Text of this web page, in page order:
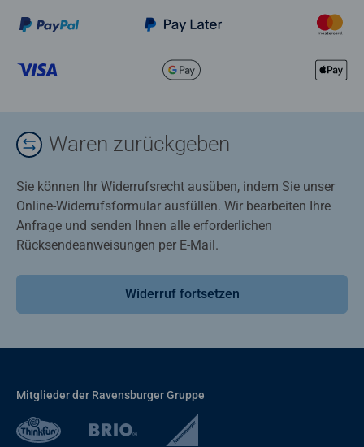
Waren zurückgeben
Sie können Ihr Widerrufsrecht ausüben, indem Sie unser
Online-Widerrufsformular ausfüllen. Wir bearbeiten Ihre
Anfrage und senden Ihnen alle erforderlichen
Rücksendeanweisungen per E-Mail.
Widerruf fortsetzen
Mitglieder der Ravensburger Gruppe